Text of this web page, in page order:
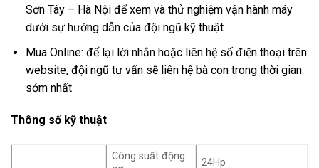
Sơn Tây – Hà Nội để xem và thử nghiệm vận hành máy
dưới sự hướng dẫn của đội ngũ kỹ thuật
Mua Online: để lại lời nhắn hoặc liên hệ số điện thoại trên
website, đội ngũ tư vấn sẽ liên hệ bà con trong thời gian
sớm nhất
Thông số kỹ thuật
Công suất động
24Hp